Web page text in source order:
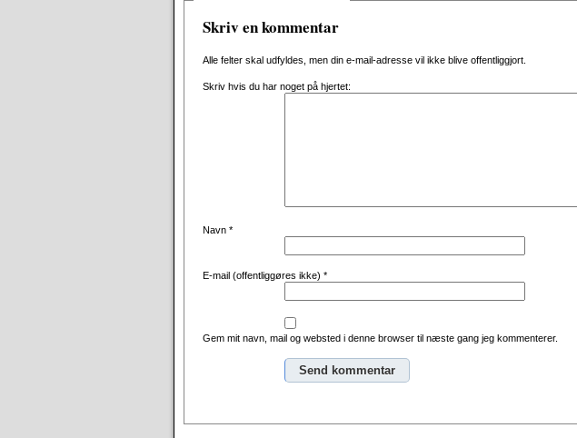
Skriv en kommentar
Alle felter skal udfyldes, men din e-mail-adresse vil ikke blive offentliggjort.
Skriv hvis du har noget på hjertet:
Navn *
E-mail (offentliggøres ikke) *
Gem mit navn, mail og websted i denne browser til næste gang jeg kommenterer.